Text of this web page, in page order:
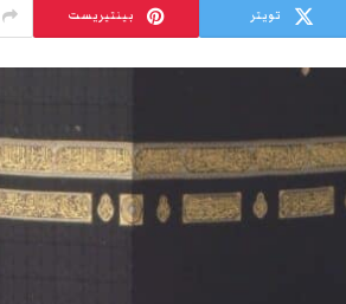
تويتر بينتيريست